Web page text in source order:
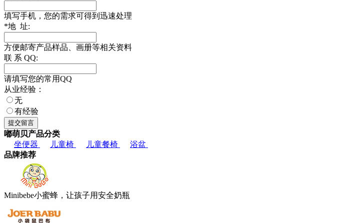
填写手机，您的需求可得到迅速处理
*地 址:
方便邮寄产品样品、画册等相关资料
联 系 QQ:
请填写您的常用QQ
从业经验：
无
有经验
嘟萌贝产品分类
坐便器
儿童椅 儿童餐椅
浴盆
品牌推荐
Minibebe小蜜蜂，让孩子用安全奶瓶